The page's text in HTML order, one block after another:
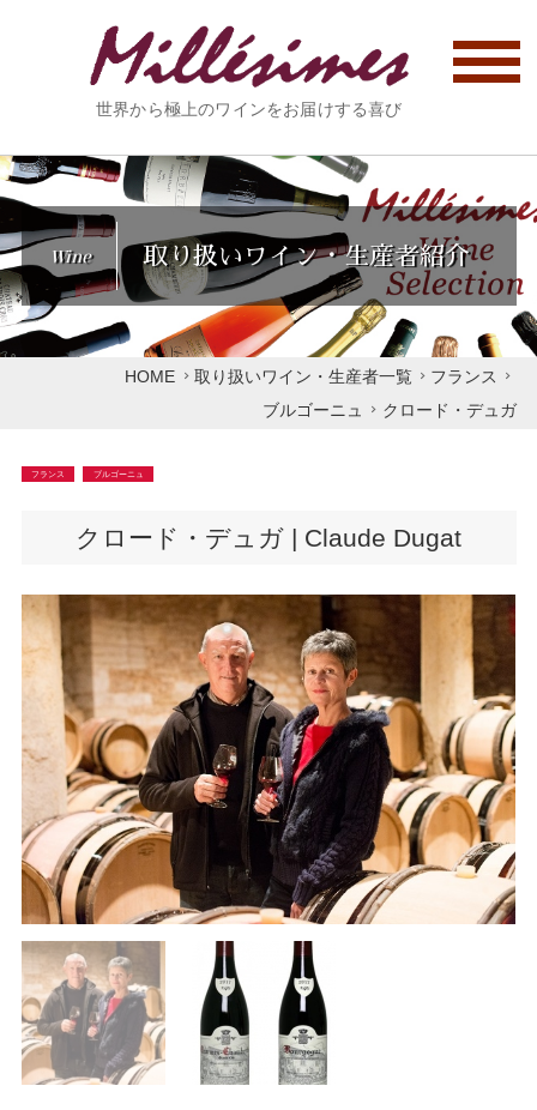
世界から極上のワインをお届けする喜び
Wine 取り扱いワイン・生産者紹介
HOME 取り扱いワイン・生産者一覧
フランス
ブルゴーニュ
クロード・デュガ
フランス ブルゴーニュ
クロード・デュガ | Claude Dugat